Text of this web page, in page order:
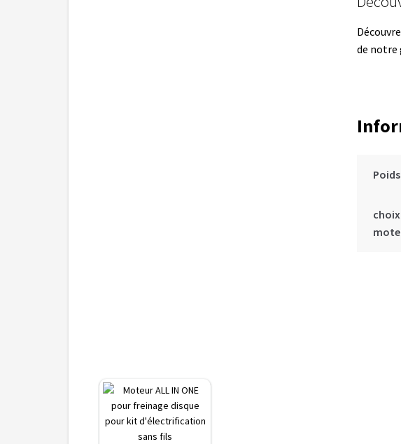
de notre
Poids